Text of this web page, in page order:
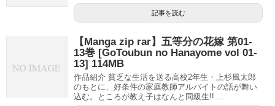
記事を読む
【Manga zip rar】五等分の花嫁 第01-
13巻 [GoToubun no Hanayome vol 01-
13] 114MB
作品紹介 貧乏な生活を送る高校2年生・上杉風太郎
のもとに、好条件の家庭教師アルバイトの話が舞い
込む。ところが教え子はなんと同級生!! ...